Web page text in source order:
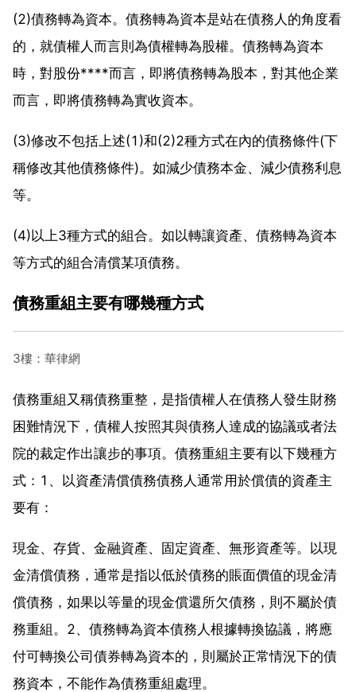
(2)債務轉為資本。債務轉為資本是站在債務人的角度看
的，就債權人而言則為債權轉為股權。債務轉為資本
時，對股份****而言，即將債務轉為股本，對其他企業
而言，即將債務轉為實收資本。
(3)修改不包括上述(1)和(2)2種方式在內的債務條件(下
稱修改其他債務條件)。如減少債務本金、減少債務利息
等。
(4)以上3種方式的組合。如以轉讓資產、債務轉為資本
等方式的組合清償某項債務。
債務重組主要有哪幾種方式
3樓：華律網
債務重組又稱債務重整，是指債權人在債務人發生財務
困難情況下，債權人按照其與債務人達成的協議或者法
院的裁定作出讓步的事項。債務重組主要有以下幾種方
式：1、以資產清償債務債務人通常用於償債的資產主
要有：
現金、存貨、金融資產、固定資產、無形資產等。以現
金清償債務，通常是指以低於債務的賬面價值的現金清
償債務，如果以等量的現金償還所欠債務，則不屬於債
務重組。2、債務轉為資本債務人根據轉換協議，將應
付可轉換公司債券轉為資本的，則屬於正常情況下的債
務資本，不能作為債務重組處理。